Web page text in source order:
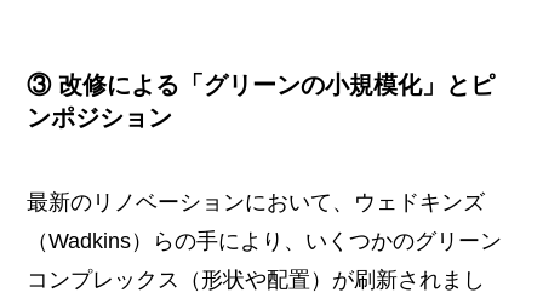
③ 改修による「グリーンの小規模化」とピ
ンポジション
最新のリノベーションにおいて、ウェドキンズ
（Wadkins）らの手により、いくつかのグリーン
コンプレックス（形状や配置）が刷新されまし